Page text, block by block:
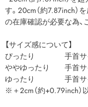
す。20cm（約7.87inch）
の在庫確認が必要な為、
【サイズ感について】
ぴったり 手首サイ
ややゆったり 手首サイ
ゆったり 手首サイズ
※＋2cm（約+0.79inch）